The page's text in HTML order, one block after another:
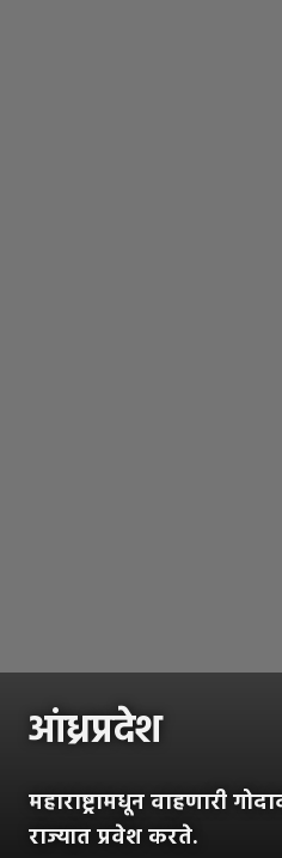
आंध्रप्रदेश
महाराष्ट्रामधून वाहणारी
राज्यात प्रवेश करते.